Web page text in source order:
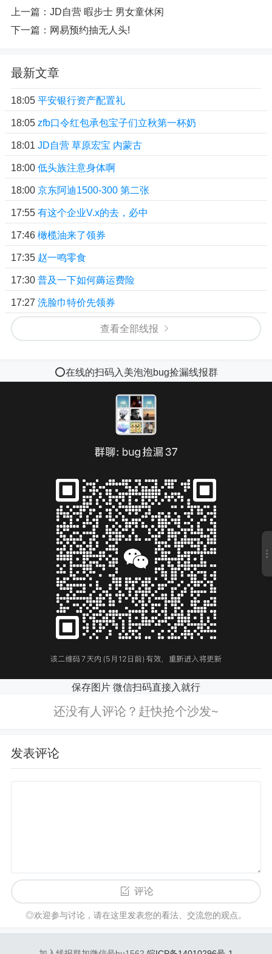
上一篇： JD自营 暇步士 男女童休闲
下一篇： 网易预约抽无人头!
最新文章
18:05 平安银行资产配置礼
18:05 zfb口令红包承包宝子们立秋第一杯奶
18:01 JD自营 草原宏宝 内蒙古
18:00 低头族注意身体啊
18:00 京东阿迪1500-300 第二张
17:55 有这个企业V.x的去，必中
17:46 橄榄油来了领券
17:35 赵一鸣零食
17:30 普及一下如何薅运费险
17:27 洗脸巾特价先领券
查看全部线报
⭕️在线的扫码入美泡泡bug捡漏线报群
保存图片 微信扫码直接入就行
发表评论
评论
◎欢迎参与讨论，请在这里发表您的看法、交流您的观点。